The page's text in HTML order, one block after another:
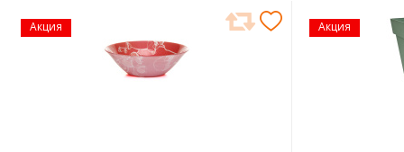
Акция Акция